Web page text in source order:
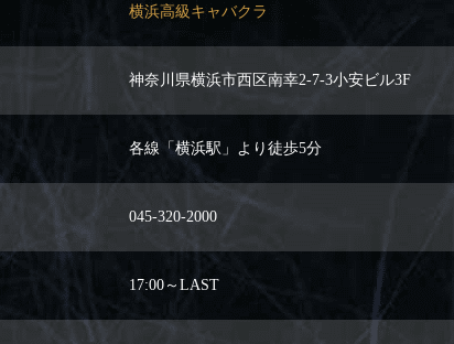
横浜高級キャバクラ
神奈川県横浜市西区南幸2-7-3小安ビル3F
各線「横浜駅」より徒歩5分
045-320-2000
17:00～LAST